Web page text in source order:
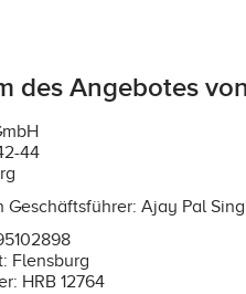
des Angebotes
44
Geschäftsführer: Ajay Pal
Flensburg
HRB 12764